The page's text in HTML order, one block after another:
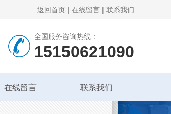
返回首页 | 在线留言 | 联系我们
全国服务咨询热线：
15150621090
在线留言 联系我们